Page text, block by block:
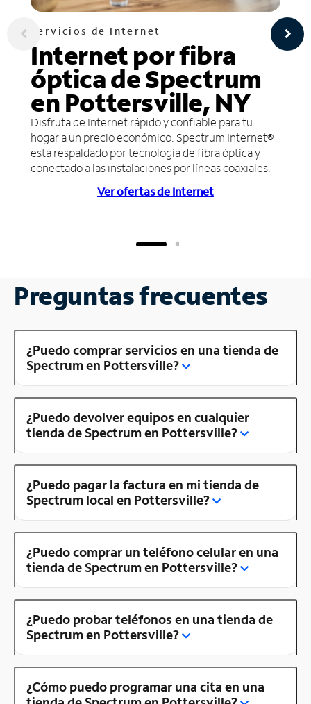
Servicios de Internet
Internet por fibra
óptica de Spectrum
en Pottersville, NY
Disfruta de Internet rápido y confiable para tu
hogar a un precio económico. Spectrum Internet®
está respaldado por tecnología de fibra óptica y
conectado a las instalaciones por líneas coaxiales.
Ver ofertas de Internet
Preguntas frecuentes
¿Puedo comprar servicios en una tienda de
Spectrum en Pottersville?
¿Puedo devolver equipos en cualquier
tienda de Spectrum en Pottersville?
¿Puedo pagar la factura en mi tienda de
Spectrum local en Pottersville?
¿Puedo comprar un teléfono celular en una
tienda de Spectrum en Pottersville?
¿Puedo probar teléfonos en una tienda de
Spectrum en Pottersville?
¿Cómo puedo programar una cita en una